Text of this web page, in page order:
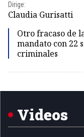
Dirige:
Claudia Gurisatti
Otro fracaso de
mandato con 22
criminales
1
Videos